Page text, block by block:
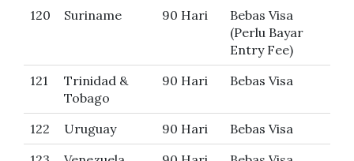
120 Suriname 90 Hari
Bebas Visa
(Perlu Bayar
Entry Fee)
121
Trinidad &
Tobago
90 Hari Bebas Visa
122 Uruguay 90 Hari
Bebas Visa